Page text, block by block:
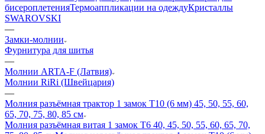
бисероплетенияТермоаппликации на одеждуКристаллы
SWAROVSKI
—
Замки-молнии
Фурнитура для шитья
—
Молнии ARTA-F (Латвия)
Молнии RiRi (Швейцария)
—
Молния разъёмная трактор 1 замок Т10 (6 мм) 45, 50, 55, 60,
65, 70, 75, 80, 85 см
Молния разъёмная витая 1 замок Т6 40, 45, 50, 55, 60, 65, 70,